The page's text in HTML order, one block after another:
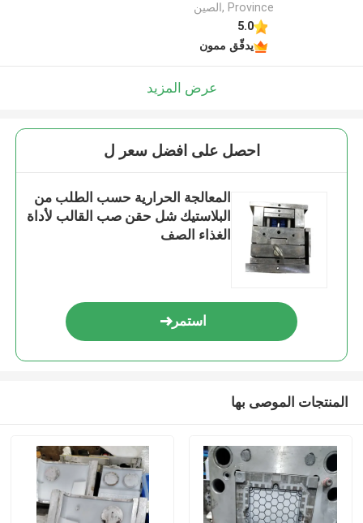
Province ,الصين
5.0
يدقّق ممون
عرض المزيد
احصل على افضل سعر ل
المعالجة الحرارية حسب الطلب من
البلاستيك شل حقن صب القالب لأداة
الغذاء الصف
استمر
المنتجات الموصى بها